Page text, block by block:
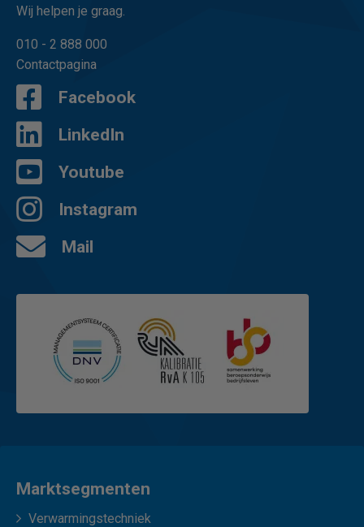
Wij helpen je graag.
010 - 2 888 000
Contactpagina
Facebook
LinkedIn
Youtube
Instagram
Mail
Marktsegmenten
Verwarmingstechniek